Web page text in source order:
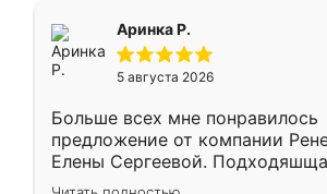
Аринка Р.
5 августа 2026
Больше всех мне понравилось
предложение от компании
Елены Сергеевой.
короткие сроки изготовления.